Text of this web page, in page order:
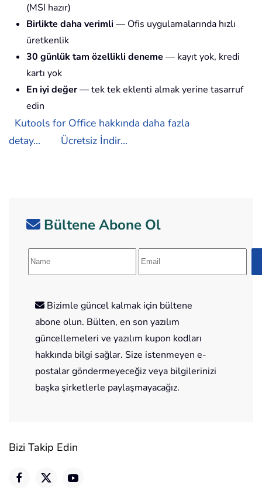
(MSI hazır)
Birlikte daha verimli — Ofis uygulamalarında hızlı
üretkenlik
30 günlük tam özellikli deneme — kayıt yok, kredi
kartı yok
En iyi değer— tek tek eklenti almak yerine tasarruf
edin
Kutools for Office hakkında daha fazla
detay...
Ücretsiz İndir...
Bültene Abone Ol
Bizimle güncel kalmak için bültene
abone olun. Bülten, en son yazılım
güncellemeleri ve yazılım kupon kodları
hakkında bilgi sağlar. Size istenmeyen e-
postalar göndermeyeceğiz veya bilgilerinizi
başka şirketlerle paylaşmayacağız.
Bizi Takip Edin